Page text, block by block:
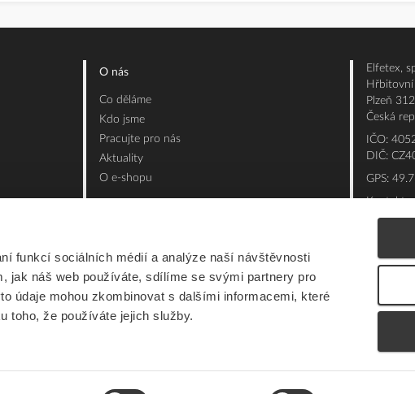
funkcí sociálních médií a analýze naší návštěvnosti
jak náš web používáte, sdílíme se svými partnery pro
údaje mohou zkombinovat s dalšími informacemi, které
toho, že používáte jejich služby.
O nás
Co děláme
Kdo jsme
Pracujte pro nás
Aktuality
O e-shopu
Elfetex,
Hřbitovní
Plzeň
Česká
IČO:
DIČ:
GPS:
Kontakt
Po - Pá: